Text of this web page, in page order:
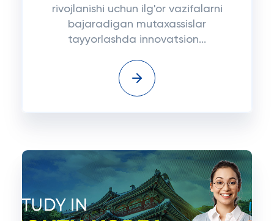
rivojlanishi uchun ilg'or vazifalarni
bajaradigan mutaxassislar
tayyorlashda innovatsion...